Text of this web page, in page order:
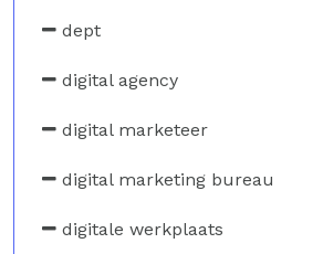
dept
digital agency
digital marketeer
digital marketing bureau
digitale werkplaats